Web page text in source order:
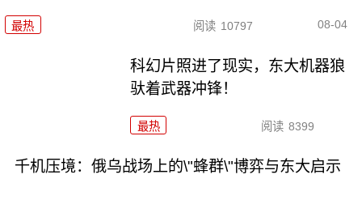
最热 阅读 10797 08-04
科幻片照进了现实，东大机器狼
驮着武器冲锋！
最热 阅读 8399
千机压境：俄乌战场上的\"蜂群\"博弈与东大启示